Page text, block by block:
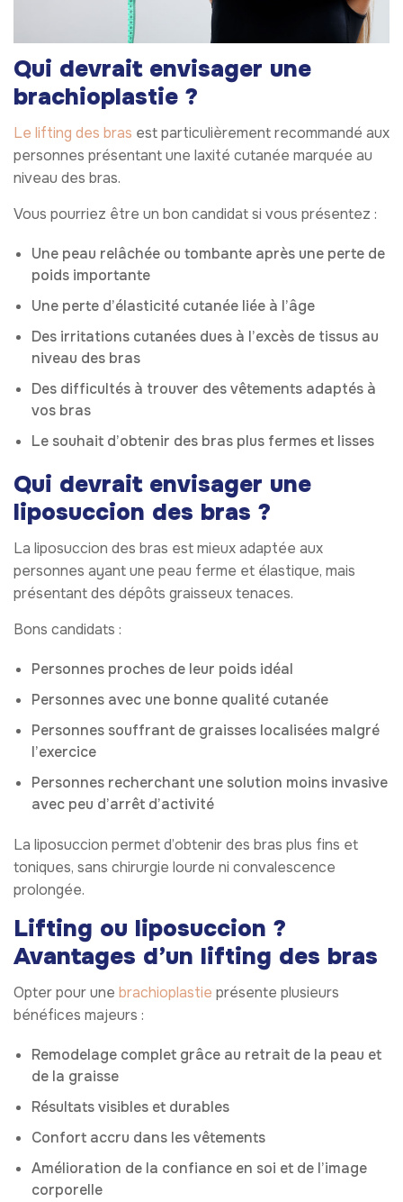
Qui devrait envisager une
brachioplastie ?
Le lifting des bras est particulièrement recommandé aux
personnes présentant une laxité cutanée marquée au
niveau des bras.
Vous pourriez être un bon candidat si vous présentez :
Une peau relâchée ou tombante après une perte de
poids importante
Une perte d’élasticité cutanée liée à l’âge
Des irritations cutanées dues à l’excès de tissus au
niveau des bras
Des difficultés à trouver des vêtements adaptés à
vos bras
Le souhait d’obtenir des bras plus fermes et lisses
Qui devrait envisager une
liposuccion des bras ?
La liposuccion des bras est mieux adaptée aux
personnes ayant une peau ferme et élastique, mais
présentant des dépôts graisseux tenaces.
Bons candidats :
Personnes proches de leur poids idéal
Personnes avec une bonne qualité cutanée
Personnes souffrant de graisses localisées malgré
l’exercice
Personnes recherchant une solution moins invasive
avec peu d’arrêt d’activité
La liposuccion permet d’obtenir des bras plus fins et
toniques, sans chirurgie lourde ni convalescence
prolongée.
Lifting ou liposuccion ?
Avantages d’un lifting des bras
Opter pour une brachioplastie présente plusieurs
bénéfices majeurs :
Remodelage complet grâce au retrait de la peau et
de la graisse
Résultats visibles et durables
Confort accru dans les vêtements
Amélioration de la confiance en soi et de l’image
corporelle